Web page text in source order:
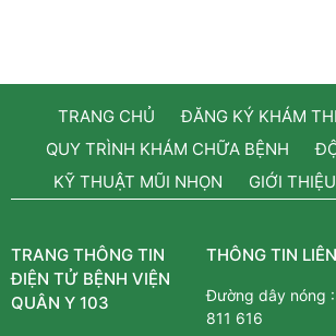
TRANG CHỦ
ĐĂNG KÝ KHÁM
QUY TRÌNH KHÁM CHỮA BỆNH
KỸ THUẬT MŨI NHỌN
GIỚI
TRANG THÔNG TIN
ĐIỆN TỬ BỆNH VIỆN
QUÂN Y 103
THÔNG TIN
Đường dây nóng
811 616